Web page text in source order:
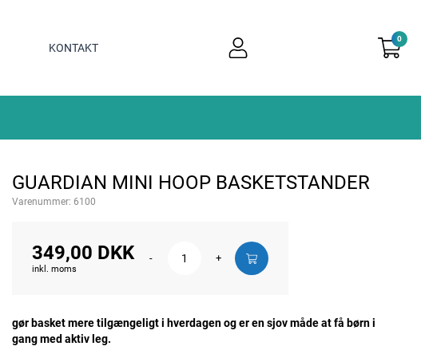
KONTAKT
0
GUARDIAN MINI HOOP BASKETSTANDER
Varenummer: 6100
349,00 DKK
inkl. moms
- +
gør basket mere tilgængeligt i hverdagen og er en sjov måde at få børn i
gang med aktiv leg.